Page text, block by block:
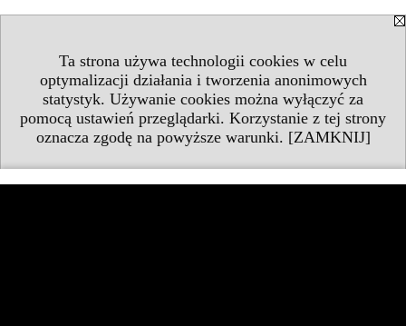
Ta strona używa technologii cookies w celu
optymalizacji działania i tworzenia anonimowych
statystyk. Używanie cookies można wyłączyć za
pomocą ustawień przeglądarki. Korzystanie z tej strony
oznacza zgodę na powyższe warunki. [ZAMKNIJ]